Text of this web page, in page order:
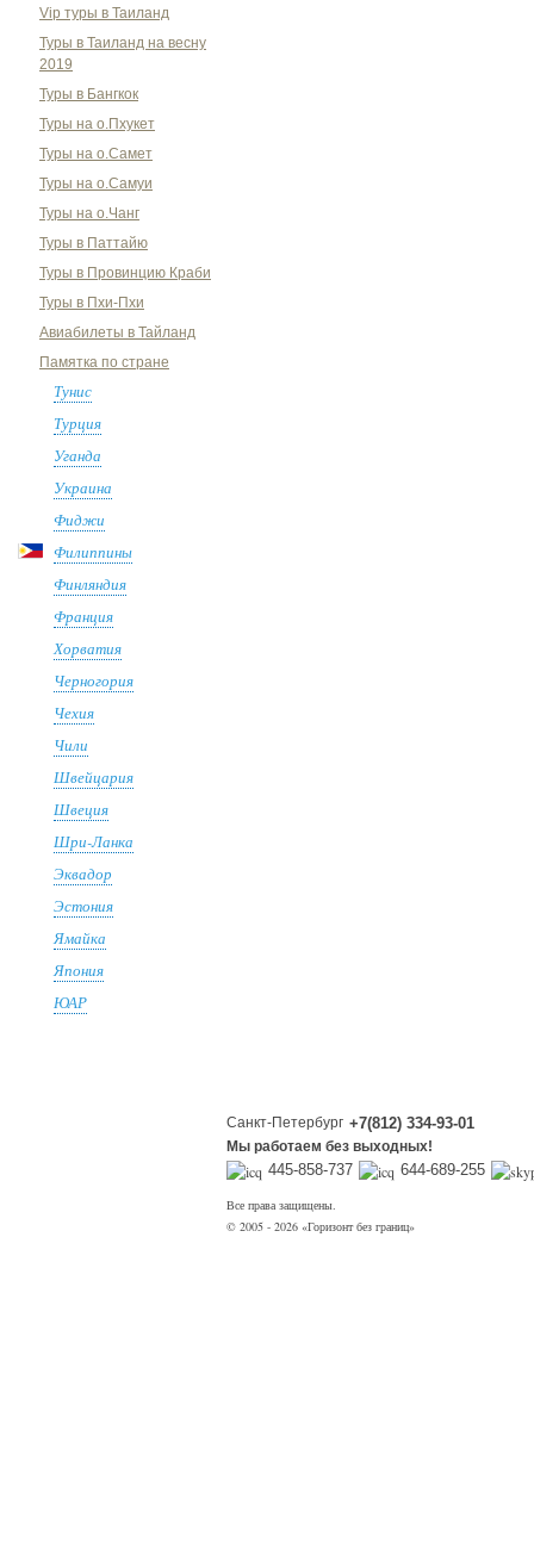
Vip туры в Таиланд
Туры в Таиланд на весну
2019
Туры в Бангкок
Туры на о.Пхукет
Туры на о.Самет
Туры на о.Самуи
Туры на о.Чанг
Туры в Паттайю
Туры в Провинцию Краби
Туры в Пхи-Пхи
Авиабилеты в Тайланд
Памятка по стране
Тунис
Турция
Уганда
Украина
Фиджи
Филиппины
Финляндия
Франция
Хорватия
Черногория
Чехия
Чили
Швейцария
Швеция
Шри-Ланка
Эквадор
Эстония
Ямайка
Япония
ЮАР
Санкт-Петербург +7(812) 334-93-01
Мы работаем без выходных!
445-858-737 644-689-255
Все права защищены.
© 2005 - 2026 «Горизонт без границ»